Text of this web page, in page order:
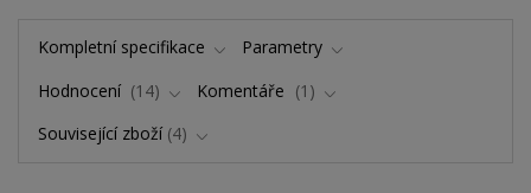
Kompletní specifikace
Parametry
Hodnocení
14 Komentáře
1
Související zboží 4